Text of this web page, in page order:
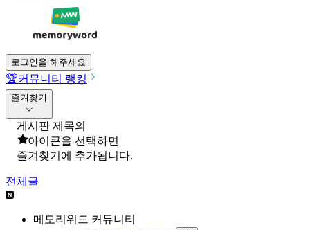
로그인을 해주세요
🏆커뮤니티 랭킹
즐겨찾기
게시판 제목의
아이콘을 선택하면
즐겨찾기에 추가됩니다.
전체글
메모리워드 커뮤니티